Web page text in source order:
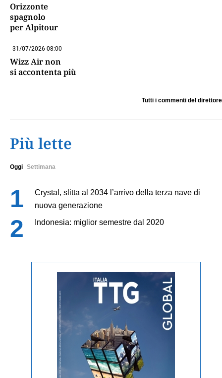
Orizzonte
spagnolo
per Alpitour
31/07/2026 08:00
Wizz Air non
si accontenta più
Tutti i commenti del direttore
Più lette
Oggi Settimana
Crystal, slitta al 2034 l’arrivo della terza nave di
nuova generazione
Indonesia: miglior semestre dal 2020